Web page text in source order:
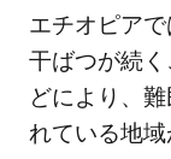
日本
ユニ
セフ
協
会：
エチオピアで
干ばつが続
どにより、
れている地域